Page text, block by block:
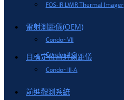
FOS-IR LWIR Thermal Imager
雷射測距儀(OEM)
Condor VII
Condor II-C
目標定位雷射測距儀
Condor III-A
前進觀測系統